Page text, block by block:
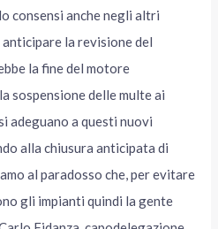
consensi anche negli altri
la revisione del
la fine del motore
sospensione delle multe ai
adeguano a questi nuovi
alla chiusura anticipata di
al paradosso che, per evitare
gli impianti quindi la gente